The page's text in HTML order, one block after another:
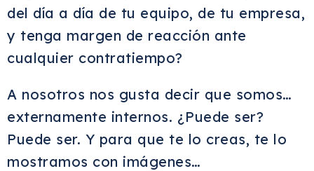
del día a día de tu equipo, de tu empresa,
y tenga margen de reacción ante
cualquier contratiempo?
A nosotros nos gusta decir que somos…
externamente internos. ¿Puede ser?
Puede ser. Y para que te lo creas, te lo
mostramos con imágenes…